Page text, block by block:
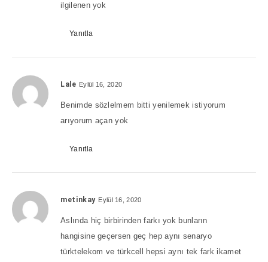
ilgilenen yok
Yanıtla
Lale Eylül 16, 2020
Benimde sözlelmem bitti yenilemek istiyorum
arıyorum açan yok
Yanıtla
metinkay Eylül 16, 2020
Aslında hiç birbirinden farkı yok bunların
hangisine geçersen geç hep aynı senaryo
türktelekom ve türkcell hepsi aynı tek fark ikamet